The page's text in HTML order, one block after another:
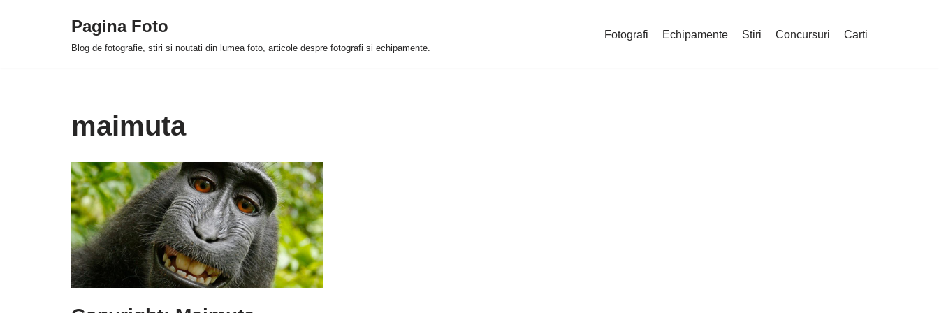
Pagina Foto
Blog de fotografie, stiri si noutati din lumea foto, articole despre fotografi si echipamente.
Fotografi Echipamente Stiri Concursuri Carti
maimuta